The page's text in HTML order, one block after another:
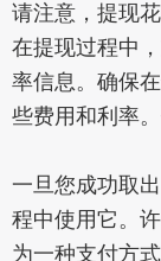
请注意，提现
在提现过程中
率信息。确保
些费用和利率
一旦您成功取
程中使用它。
为一种支付方